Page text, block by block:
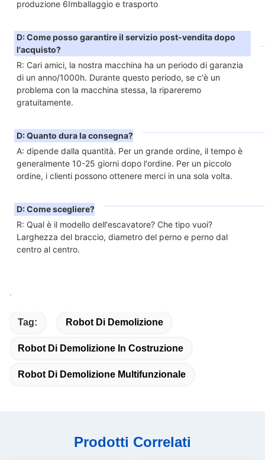
produzione 6Imballaggio e trasporto
D: Come posso garantire il servizio post-vendita dopo
l'acquisto?
R: Cari amici, la nostra macchina ha un periodo di garanzia
di un anno/1000h. Durante questo periodo, se c'è un
problema con la macchina stessa, la ripareremo
gratuitamente.
D: Quanto dura la consegna?
A: dipende dalla quantità. Per un grande ordine, il tempo è
generalmente 10-25 giorni dopo l'ordine. Per un piccolo
ordine, i clienti possono ottenere merci in una sola volta.
D: Come scegliere?
R: Qual è il modello dell'escavatore? Che tipo vuoi?
Larghezza del braccio, diametro del perno e perno dal
centro al centro.
.
Tag: Robot Di Demolizione
Robot Di Demolizione In Costruzione
Robot Di Demolizione Multifunzionale
Prodotti Correlati